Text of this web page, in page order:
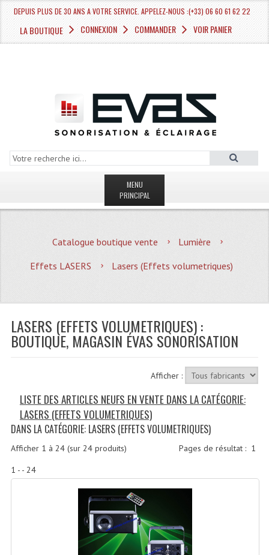
DEPUIS PLUS DE 30 ANS A VOTRE SERVICE. APPELEZ-NOUS :(+33) 06 60 61 62 22
LA BOUTIQUE CONNEXION COMMANDER VOIR PANIER
MENU
PRINCIPAL
MAGASIN
Quoi De Neuf?
Plan Acces, Horaires.
Location De Matériel
Recevoir Nos Promotions
Sonorisation
Accessoires Pieds Cellules Diamants
Accessoires Enceintes
Catalogue boutique vente
Lumière
Effets LASERS
Lasers (Effets volumetriques)
LASERS (EFFETS VOLUMETRIQUES) :
BOUTIQUE, MAGASIN ÉVAS SONORISATION
Afficher :
LISTE DES ARTICLES NEUFS EN VENTE DANS LA CATÉGORIE:
LASERS (EFFETS VOLUMETRIQUES)
DANS LA CATÉGORIE: LASERS (EFFETS VOLUMETRIQUES)
Pages de résultat : 1
Afficher 1 à 24(sur 24produits)
1 - - 24